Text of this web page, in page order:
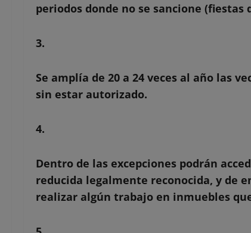
periodos donde no se sancione (fiestas
3.
Se amplía de 20 a 24 veces al año las
sin estar autorizado.
4.
Dentro de las excepciones podrán
reducida legalmente reconocida, y de
realizar algún trabajo en inmuebles